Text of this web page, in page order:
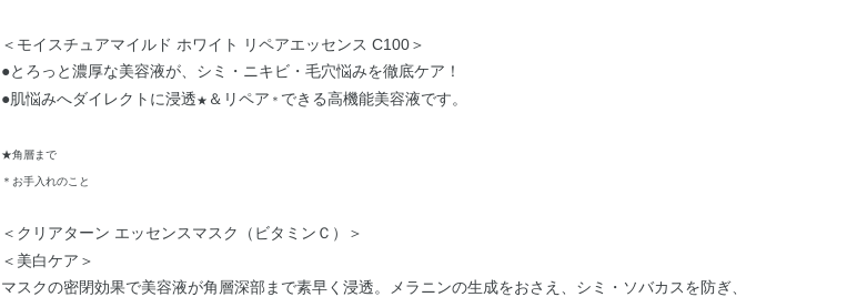
＜モイスチュアマイルド ホワイト リペアエッセンス C100＞
●とろっと濃厚な美容液が、シミ・ニキビ・毛穴悩みを徹底ケア！
●肌悩みへダイレクトに浸透★ ＆リペア ＊ できる高機能美容液です。
★角層まで
＊お手入れのこと
＜クリアターン エッセンスマスク（ビタミンＣ）＞
＜美白ケア＞
マスクの密閉効果で美容液が角層深部まで素早く浸透。メラニンの生成をおさえ、シミ・ソバカスを防ぎ、